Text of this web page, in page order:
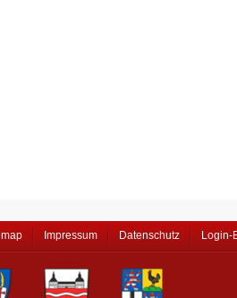
Impressum Datenschutz Login-